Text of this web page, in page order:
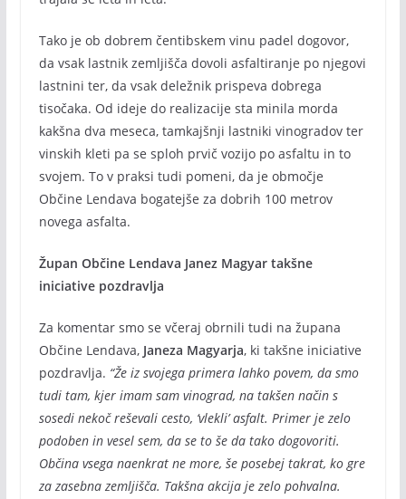
Tako je ob dobrem čentibskem vinu padel dogovor,
da vsak lastnik zemljišča dovoli asfaltiranje po njegovi
lastnini ter, da vsak deležnik prispeva dobrega
tisočaka. Od ideje do realizacije sta minila morda
kakšna dva meseca, tamkajšnji lastniki vinogradov ter
vinskih kleti pa se sploh prvič vozijo po asfaltu in to
svojem. To v praksi tudi pomeni, da je območje
Občine Lendava bogatejše za dobrih 100 metrov
novega asfalta.
Župan Občine Lendava Janez Magyar takšne
iniciative pozdravlja
Za komentar smo se včeraj obrnili tudi na župana
Občine Lendava, Janeza Magyarja, ki takšne iniciative
pozdravlja. “Že iz svojega primera lahko povem, da smo
tudi tam, kjer imam sam vinograd, na takšen način s
sosedi nekoč reševali cesto, ‘vlekli’ asfalt. Primer je zelo
podoben in vesel sem, da se to še da tako dogovoriti.
Občina vsega naenkrat ne more, še posebej takrat, ko gre
za zasebna zemljišča. Takšna akcija je zelo pohvalna.